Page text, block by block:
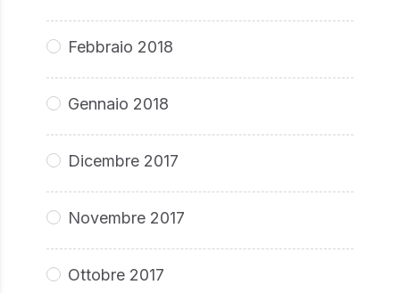
Febbraio 2018
Gennaio 2018
Dicembre 2017
Novembre 2017
Ottobre 2017